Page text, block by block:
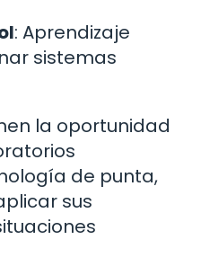
: Aprendizaje
sistemas
la oportunidad
de punta,
sus